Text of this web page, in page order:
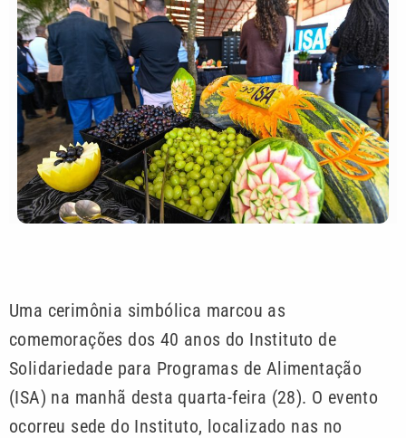
Uma cerimônia simbólica marcou as
comemorações dos 40 anos do Instituto de
Solidariedade para Programas de Alimentação
(ISA) na manhã desta quarta-feira (28). O evento
ocorreu sede do Instituto, localizado nas no